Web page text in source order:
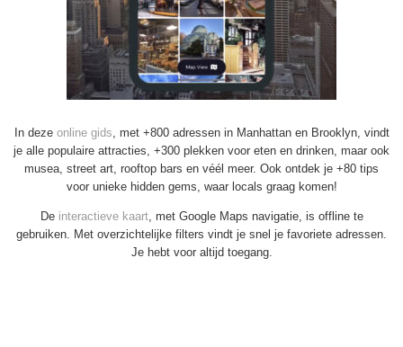
In deze online gids , met +800 adressen in Manhattan en Brooklyn, vindt
je alle populaire attracties, +300 plekken voor eten en drinken, maar ook
musea, street art, rooftop bars en véél meer. Ook ontdek je +80 tips
voor unieke hidden gems, waar locals graag komen!
De interactieve kaart, met Google Maps navigatie, is offline te
gebruiken. Met overzichtelijke filters vindt je snel je favoriete adressen.
Je hebt voor altijd toegang.